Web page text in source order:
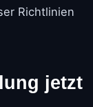
Richtlinien
jetzt